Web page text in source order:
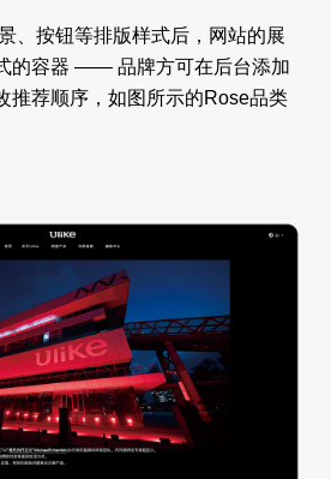
、按钮等排版样式后，网站的展
的容器 —— 品牌方可在后台添加
推荐顺序，如图所示的Rose品类